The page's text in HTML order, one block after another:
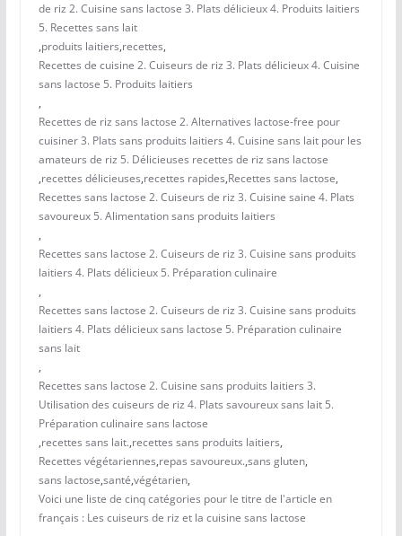
de riz 2. Cuisine sans lactose 3. Plats délicieux 4. Produits laitiers
5. Recettes sans lait
,produits laitiers,recettes,
Recettes de cuisine 2. Cuiseurs de riz 3. Plats délicieux 4. Cuisine
sans lactose 5. Produits laitiers
,
Recettes de riz sans lactose 2. Alternatives lactose-free pour
cuisiner 3. Plats sans produits laitiers 4. Cuisine sans lait pour les
amateurs de riz 5. Délicieuses recettes de riz sans lactose
,recettes délicieuses,recettes rapides,Recettes sans lactose,
Recettes sans lactose 2. Cuiseurs de riz 3. Cuisine saine 4. Plats
savoureux 5. Alimentation sans produits laitiers
,
Recettes sans lactose 2. Cuiseurs de riz 3. Cuisine sans produits
laitiers 4. Plats délicieux 5. Préparation culinaire
,
Recettes sans lactose 2. Cuiseurs de riz 3. Cuisine sans produits
laitiers 4. Plats délicieux sans lactose 5. Préparation culinaire
sans lait
,
Recettes sans lactose 2. Cuisine sans produits laitiers 3.
Utilisation des cuiseurs de riz 4. Plats savoureux sans lait 5.
Préparation culinaire sans lactose
,recettes sans lait.,recettes sans produits laitiers,
Recettes végétariennes,repas savoureux.,sans gluten,
sans lactose,santé,végétarien,
Voici une liste de cinq catégories pour le titre de l'article en
français : Les cuiseurs de riz et la cuisine sans lactose